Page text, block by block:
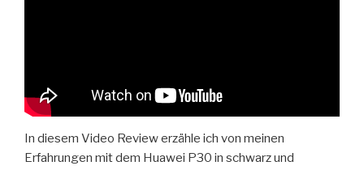
In diesem Video Review erzähle ich von meinen
Erfahrungen mit dem Huawei P30 in schwarz und